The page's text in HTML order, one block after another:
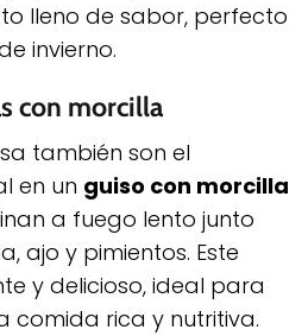
lleno de sabor, perfecto
invierno.
con morcilla
también son el
en un guiso con morcilla
a fuego lento junto
ajo y pimientos. Este
y delicioso, ideal para
comida rica y nutritiva.